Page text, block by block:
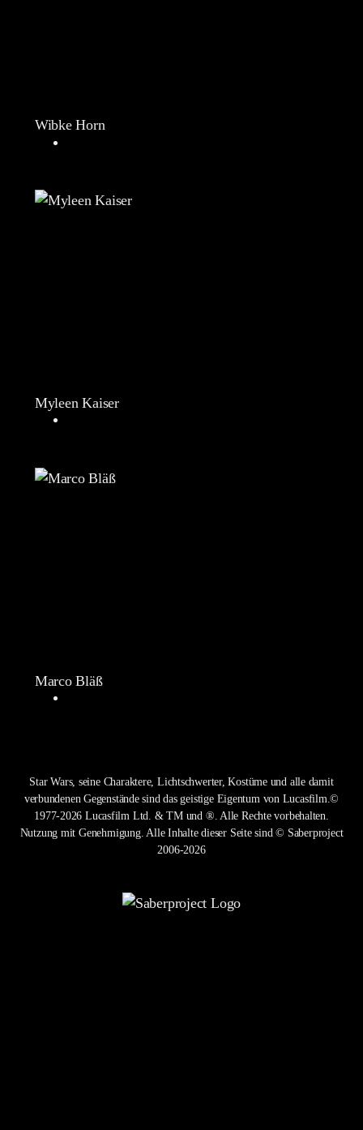
Wibke Horn
Myleen Kaiser
Marco Bläß
Star Wars, seine Charaktere, Lichtschwerter, Kostüme und alle damit
verbundenen Gegenstände sind das geistige Eigentum von Lucasfilm.©
1977-2026 Lucasfilm Ltd. & TM und ®. Alle Rechte vorbehalten.
Nutzung mit Genehmigung. Alle Inhalte dieser Seite sind © Saberproject
2006-2026